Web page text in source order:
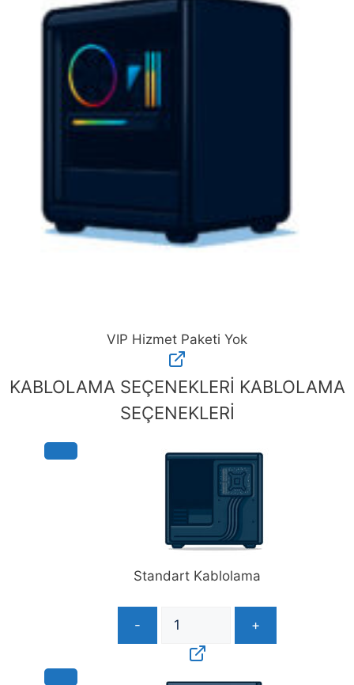
VIP Hizmet Paketi Yok
Hizmet
Paketi
KABLOLAMA SEÇENEKLERİ KABLOLAMA
SEÇENEKLERİ
Standart Kablolama
- +